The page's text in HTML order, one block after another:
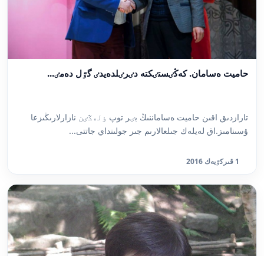
حاميت ەسامان. كەڭٸستٸكتە دٸرٸلدەيدٸ گٷل دەمٸ...
تارازدىق اقىن حاميت ەساماننىڭ بٸر توپ ٶلەڭٸن نازارلارىڭىزعا
ۇسىنامىز.اق لەيلەك جىلعالارىم جىر جولىنداي جاتتى...
1 قىركٷيەك 2016